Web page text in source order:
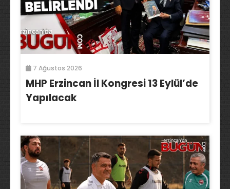
7 Ağustos 2026
MHP Erzincan İl Kongresi 13 Eylül’de
Yapılacak